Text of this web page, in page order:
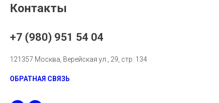
Контакты
+7 (980) 951 54 04
121357 Москва, Верейская ул., 29, стр. 134
ОБРАТНАЯ СВЯЗЬ